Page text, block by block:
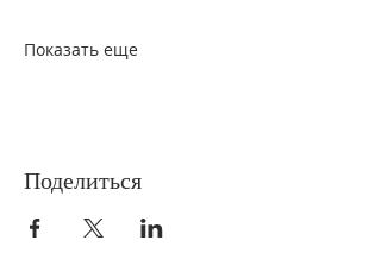
Показать еще
Поделиться